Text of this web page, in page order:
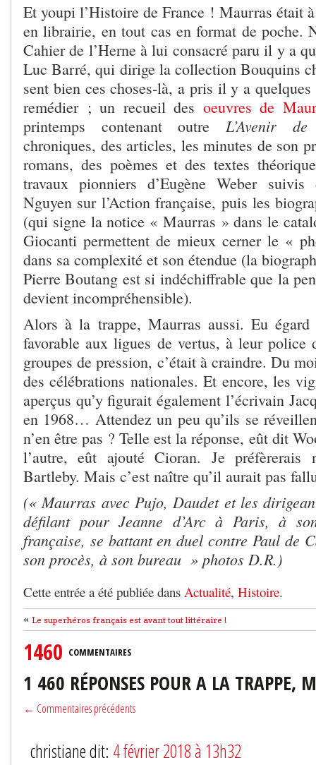
Et youpi l’Histoire de France ! Maurras était
en librairie, en tout cas en format de poche.
Cahier de l’Herne à lui consacré paru il y a
Luc Barré, qui dirige la collection Bouquins
sent bien ces choses-là, a pris il y a
remédier ; un recueil des oeuvres de
printemps contenant outre L’Avenir de
chroniques, des articles, les minutes de son
romans, des poèmes et des textes
travaux pionniers d’Eugène Weber
Nguyen sur l’Action française, puis les
(qui signe la notice « Maurras » dans le
Giocanti permettent de mieux cerner le «
dans sa complexité et son étendue (la
Pierre Boutang est si indéchiffrable que la
devient incompréhensible).
Alors à la trappe, Maurras aussi. Eu
favorable aux ligues de vertus, à leur police
groupes de pression, c’était à craindre. Du
des célébrations nationales. Et encore, les
aperçus qu’y figurait également l’écrivain
en 1968… Attendez un peu qu’ils se
n’en être pas ? Telle est la réponse, eût dit
l’autre, eût ajouté Cioran. Je préfèrerais
Bartleby. Mais c’est naître qu’il aurait pas
(« Maurras avec Pujo, Daudet et les
défilant pour Jeanne d’Arc à Paris, à
française, se battant en duel contre Paul de
son procès, à son bureau » photos D.R.)
Cette entrée a été publiée dans Actualité, Histoire.
« Le superhéros français est avant tout littéraire !
1460 COMMENTAIRES
1 460 RÉPONSES POUR A LA TRAPPE,
← Commentaires précédents
christiane dit: 4 février 2018 à 13h32